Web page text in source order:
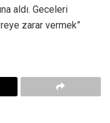
aldı. Geceleri
zarar vermek”